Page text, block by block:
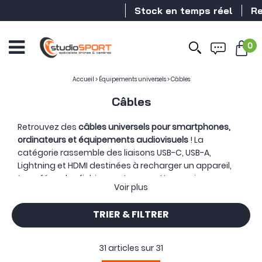
Stock en temps réel
0
Accueil > Équipements universels>Câbles
Câbles
Retrouvez des câbles universels pour smartphones,
ordinateurs et équipements audiovisuels ! La
catégorie rassemble des liaisons USB-C, USB-A,
Lightning et HDMI destinées à recharger un appareil,
transférer des fichiers ou transmettre une image vers
Derrière une simple connexion se cachent plusieurs
usages : alimenter rapidement un appareil, vider une
Pour la recharge et le transfert de données, vous
Voir plus
TRIER & FILTRER
31 articles sur 31